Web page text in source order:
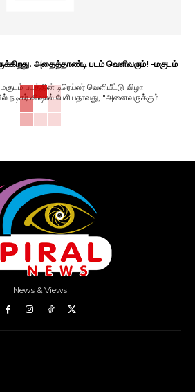
அதைத்தாண்டி படம் வெளிவரும்! -மகுடம்
படத்தின் டிரெய்லர் வெளியீட்டு விழா
News & Views